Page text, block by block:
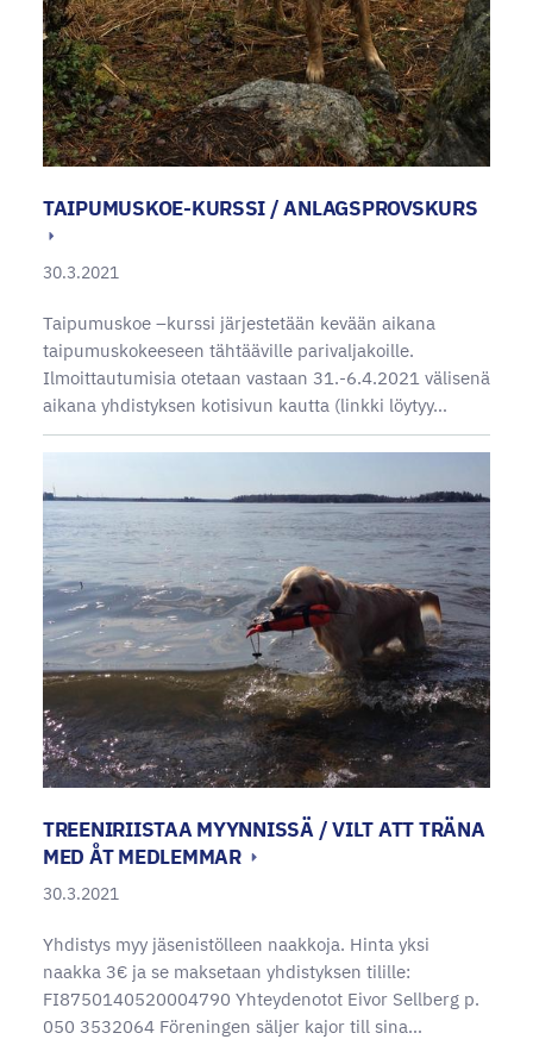
TAIPUMUSKOE-KURSSI / ANLAGSPROVSKURS
30.3.2021
Taipumuskoe –kurssi järjestetään kevään aikana
taipumuskokeeseen tähtääville parivaljakoille.
Ilmoittautumisia otetaan vastaan 31.-6.4.2021 välisenä
aikana yhdistyksen kotisivun kautta (linkki löytyy…
TREENIRIISTAA MYYNNISSÄ / VILT ATT TRÄNA
MED ÅT MEDLEMMAR
30.3.2021
Yhdistys myy jäsenistölleen naakkoja. Hinta yksi
naakka 3€ ja se maksetaan yhdistyksen tilille:
FI8750140520004790 Yhteydenotot Eivor Sellberg p.
050 3532064 Föreningen säljer kajor till sina…